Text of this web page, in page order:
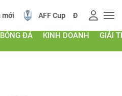
AFF Cup Điểm chuẩn 2026
BÓNG ĐÁ KINH DOANH GIẢI